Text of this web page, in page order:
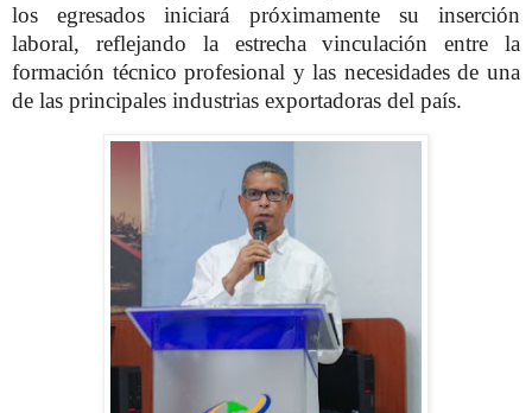
los egresados iniciará próximamente su inserción
laboral, reflejando la estrecha vinculación entre la
formación técnico profesional y las necesidades de una
de las principales industrias exportadoras del país.